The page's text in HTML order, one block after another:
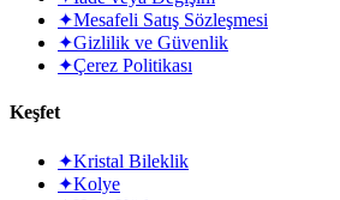
✦Mesafeli Satış Sözleşmesi
✦Gizlilik ve Güvenlik
✦Çerez Politikası
Keşfet
✦Kristal Bileklik
✦Kolye